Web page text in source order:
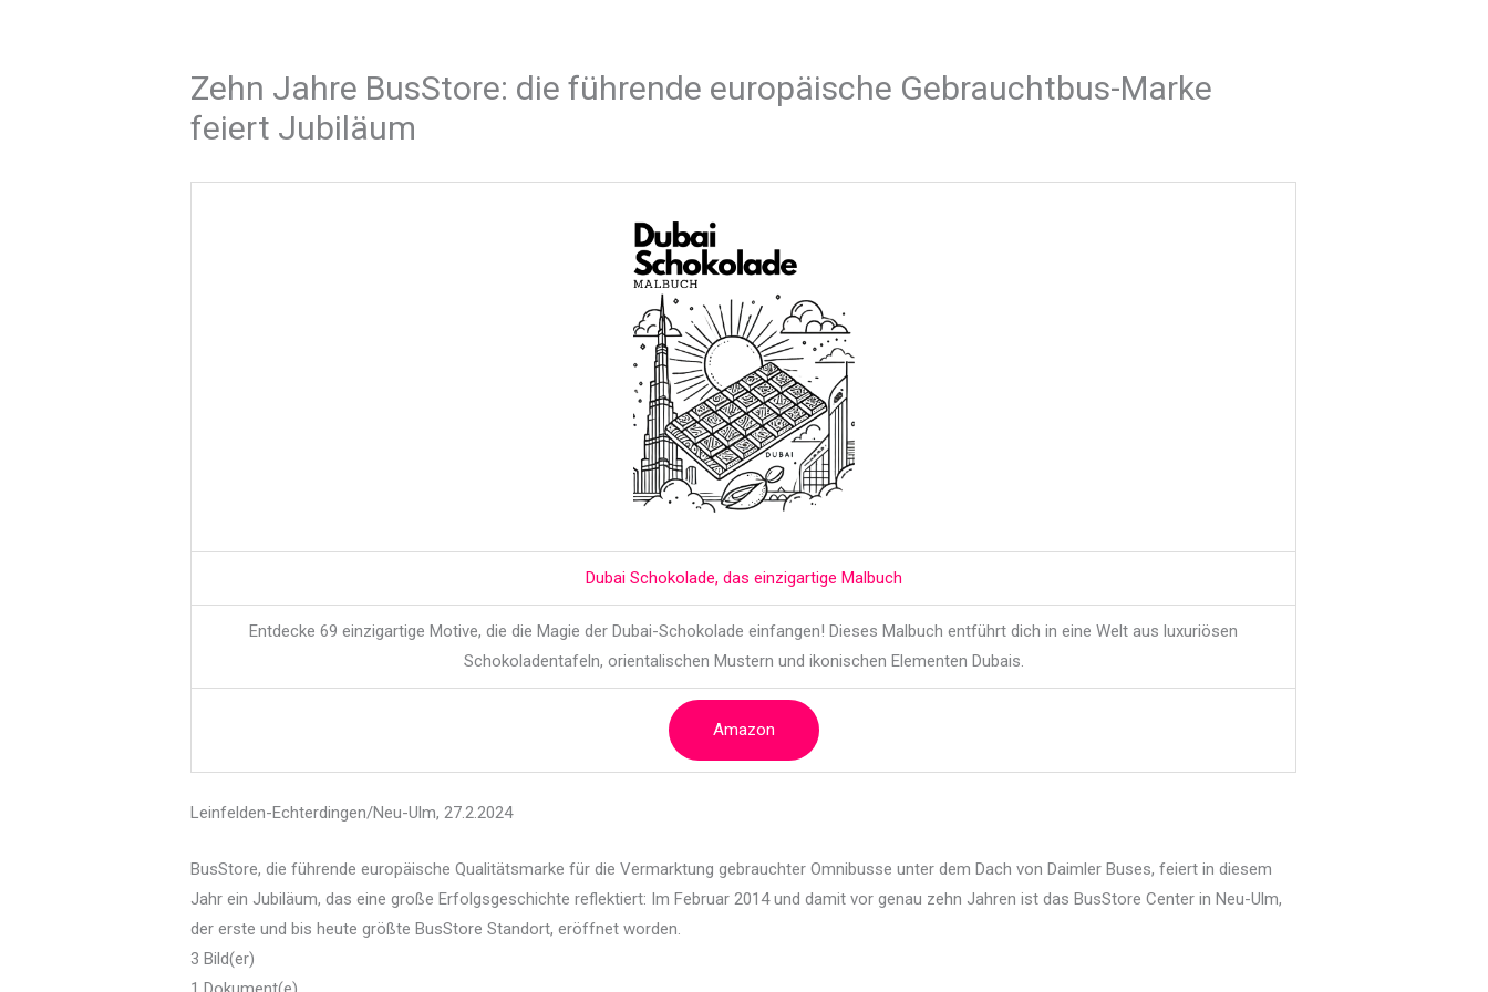
Zehn Jahre BusStore: die führende europäische Gebrauchtbus-Marke
feiert Jubiläum
Dubai Schokolade, das einzigartige Malbuch
Entdecke 69 einzigartige Motive, die die Magie der Dubai-Schokolade einfangen! Dieses Malbuch entführt dich in eine Welt aus luxuriösen
Schokoladentafeln, orientalischen Mustern und ikonischen Elementen Dubais.
Amazon
Leinfelden-Echterdingen/Neu-Ulm, 27.2.2024
BusStore, die führende europäische Qualitätsmarke für die Vermarktung gebrauchter Omnibusse unter dem Dach von Daimler Buses, feiert in diesem
Jahr ein Jubiläum, das eine große Erfolgsgeschichte reflektiert: Im Februar 2014 und damit vor genau zehn Jahren ist das BusStore Center in Neu-Ulm,
der erste und bis heute größte BusStore Standort, eröffnet worden.
3 Bild(er)